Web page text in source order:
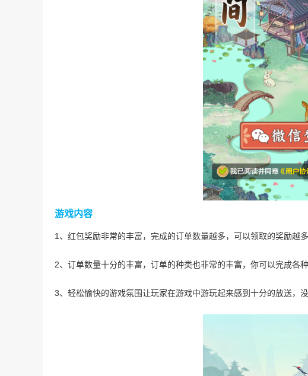
游戏内容
1、红包奖励非常的丰富，完成的订单数量越多，可以领取的奖励越多
2、订单数量十分的丰富，订单的种类也非常的丰富，你可以完成各种
3、轻松愉快的游戏氛围让玩家在游戏中游玩起来感到十分的放送，没